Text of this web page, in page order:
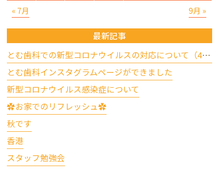
« 7月 9月 »
最新記事
とむ歯科での新型コロナウイルスの対応について（4/17更新）
とむ歯科インスタグラムページができました
新型コロナウイルス感染症について
✿お家でのリフレッシュ✿
秋です
香港
スタッフ勉強会